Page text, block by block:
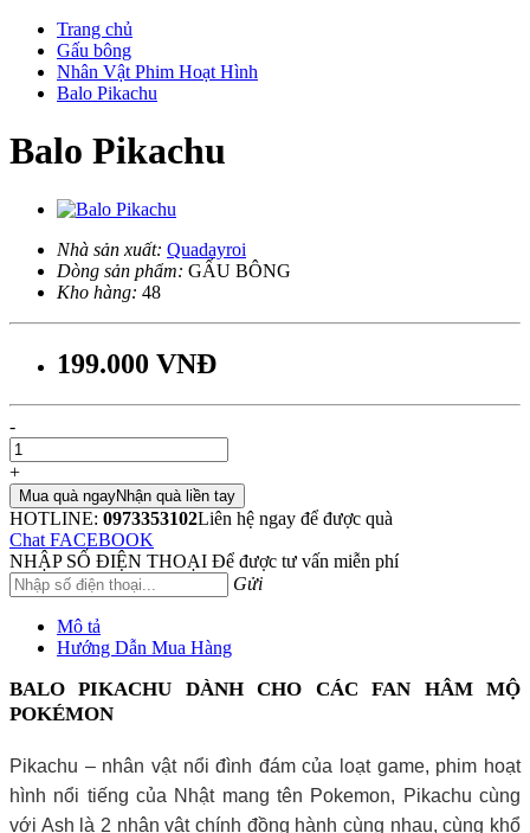
Trang chủ
Gấu bông
Nhân Vật Phim Hoạt Hình
Balo Pikachu
Balo Pikachu
Nhà sản xuất: Quadayroi
Dòng sản phẩm: GẤU BÔNG
Kho hàng: 48
199.000 VNĐ
-
+
Mua quà ngayNhận quà liền tay
HOTLINE: 0973353102Liên hệ ngay để được quà
Chat FACEBOOK
NHẬP SỐ ĐIỆN THOẠI Để được tư vấn miễn phí
Gửi
Mô tả
Hướng Dẫn Mua Hàng
BALO PIKACHU DÀNH CHO CÁC FAN HÂM MỘ
POKÉMON
Pikachu – nhân vật nổi đình đám của loạt game, phim hoạt
hình nổi tiếng của Nhật mang tên Pokemon, Pikachu cùng
với Ash là 2 nhân vật chính đồng hành cùng nhau, cùng khổ